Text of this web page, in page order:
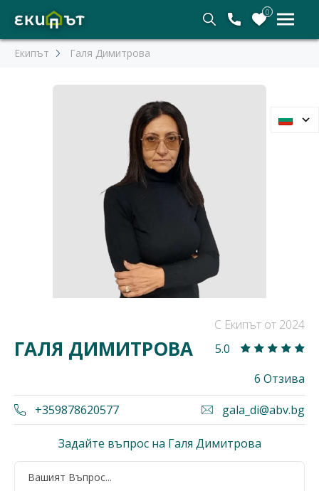
0
Екипът Галя Димитрова
С Екипът от 2024
ГАЛЯ ДИМИТРОВА
5.0
6 Отзива
+359878620577
gala_di@abv.bg
Задайте въпрос на Галя Димитрова